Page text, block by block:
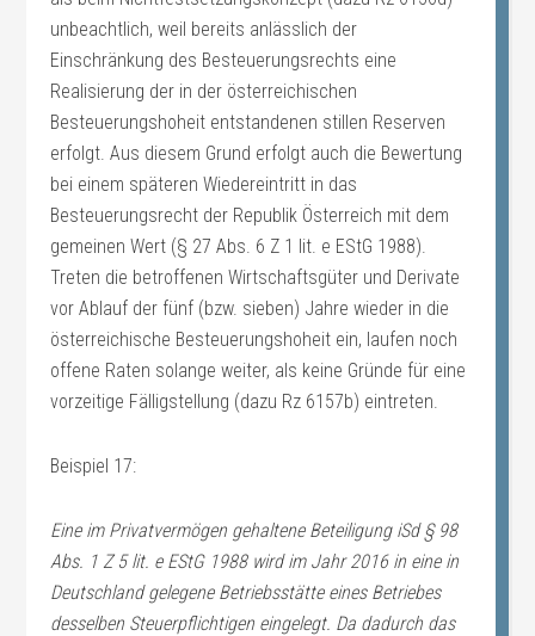
unbeachtlich, weil bereits anlässlich der
Einschränkung des Besteuerungsrechts eine
Realisierung der in der österreichischen
Besteuerungshoheit entstandenen stillen Reserven
erfolgt. Aus diesem Grund erfolgt auch die Bewertung
bei einem späteren Wiedereintritt in das
Besteuerungsrecht der Republik Österreich mit dem
gemeinen Wert (§ 27 Abs. 6 Z 1 lit. e EStG 1988).
Treten die betroffenen Wirtschaftsgüter und Derivate
vor Ablauf der fünf (bzw. sieben) Jahre wieder in die
österreichische Besteuerungshoheit ein, laufen noch
offene Raten solange weiter, als keine Gründe für eine
vorzeitige Fälligstellung (dazu Rz 6157b) eintreten.
Beispiel 17:
Eine im Privatvermögen gehaltene Beteiligung iSd § 98
Abs. 1 Z 5 lit. e EStG 1988 wird im Jahr 2016 in eine in
Deutschland gelegene Betriebsstätte eines Betriebes
desselben Steuerpflichtigen eingelegt. Da dadurch das